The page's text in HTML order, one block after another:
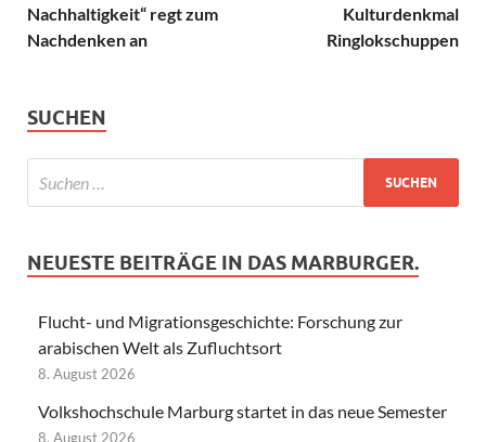
Nachhaltigkeit“ regt zum
Nachdenken an
Kulturdenkmal
Ringlokschuppen
SUCHEN
NEUESTE BEITRÄGE IN DAS MARBURGER.
Flucht- und Migrationsgeschichte: Forschung zur
arabischen Welt als Zufluchtsort
8. August 2026
Volkshochschule Marburg startet in das neue Semester
8. August 2026